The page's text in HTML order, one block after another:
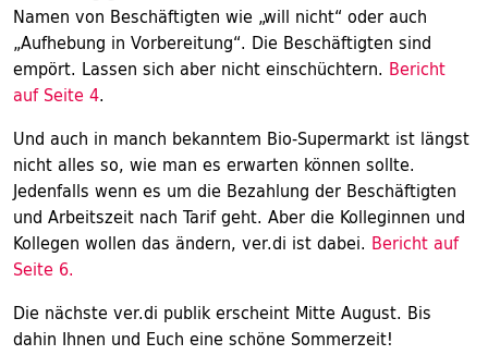
Namen von Beschäftigten wie „will nicht“ oder auch
„Aufhebung in Vorbereitung“. Die Beschäftigten sind
empört. Lassen sich aber nicht einschüchtern. Bericht
auf Seite 4.
Und auch in manch bekanntem Bio-Supermarkt ist längst
nicht alles so, wie man es erwarten können sollte.
Jedenfalls wenn es um die Bezahlung der Beschäftigten
und Arbeitszeit nach Tarif geht. Aber die Kolleginnen und
Kollegen wollen das ändern, ver.di ist dabei. Bericht auf
Seite 6.
Die nächste ver.di publik erscheint Mitte August. Bis
dahin Ihnen und Euch eine schöne Sommerzeit!